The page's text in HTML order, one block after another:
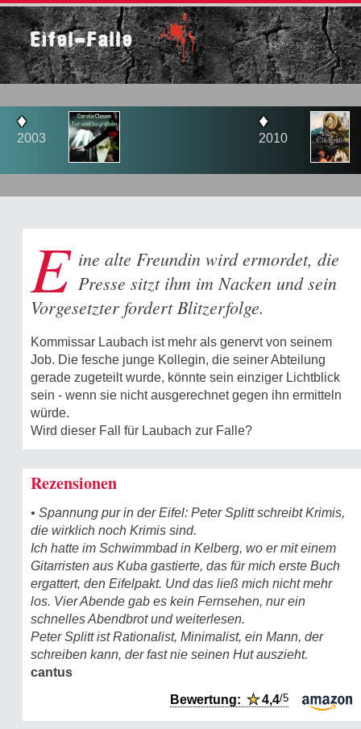
Eifel-Falle
E ine alte Freundin wird ermordet, die
Presse sitzt ihm im Nacken und sein
Vorgesetzter fordert Blitzerfolge.
Kommissar Laubach ist mehr als genervt von seinem
Job. Die fesche junge Kollegin, die seiner Abteilung
gerade zugeteilt wurde, könnte sein einziger Lichtblick
sein - wenn sie nicht ausgerechnet gegen ihn ermitteln
würde.
Wird dieser Fall für Laubach zur Falle?
Rezensionen
• Spannung pur in der Eifel: Peter Splitt schreibt Krimis,
die wirklich noch Krimis sind.
Ich hatte im Schwimmbad in Kelberg, wo er mit einem
Gitarristen aus Kuba gastierte, das für mich erste Buch
ergattert, den Eifelpakt. Und das ließ mich nicht mehr
los. Vier Abende gab es kein Fernsehen, nur ein
schnelles Abendbrot und weiterlesen.
Peter Splitt ist Rationalist, Minimalist, ein Mann, der
schreiben kann, der fast nie seinen Hut auszieht.
cantus
Bewertung:★4,4/5